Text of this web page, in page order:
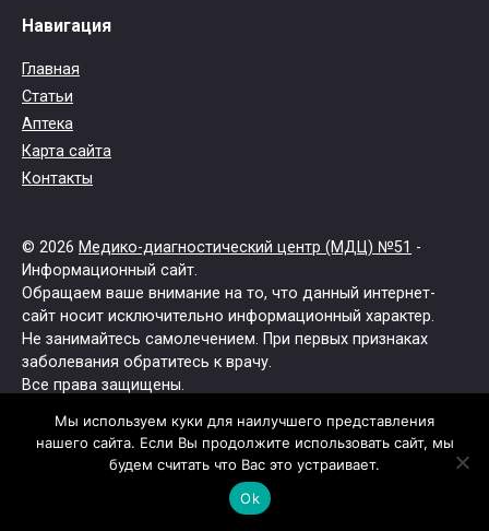
Навигация
Главная
Статьи
Аптека
Карта сайта
Контакты
© 2026 Медико-диагностический центр (МДЦ) №51 -
Информационный сайт.
Обращаем ваше внимание на то, что данный интернет-
сайт носит исключительно информационный характер.
Не занимайтесь самолечением. При первых признаках
заболевания обратитесь к врачу.
Все права защищены.
Мы используем куки для наилучшего представления
нашего сайта. Если Вы продолжите использовать сайт, мы
будем считать что Вас это устраивает.
Ok